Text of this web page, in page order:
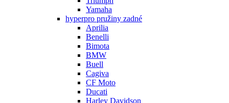
Yamaha
hyperpro pružiny zadné
Aprilia
Benelli
Bimota
BMW
Buell
Cagiva
CF Moto
Ducati
Harley Davidson